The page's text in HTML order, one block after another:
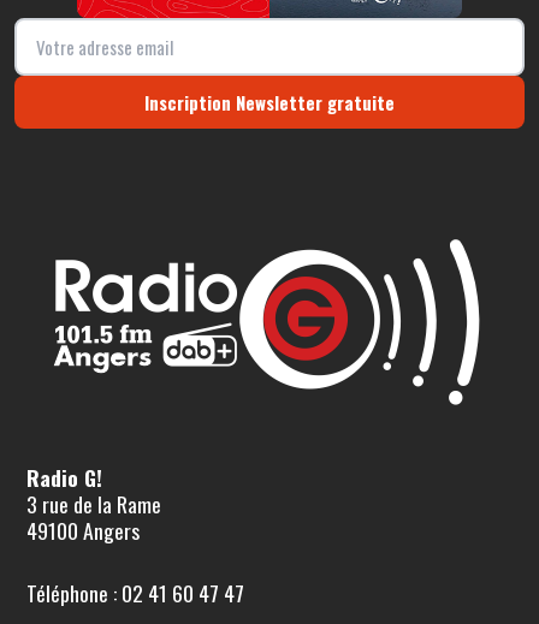
Inscription Newsletter gratuite
Radio G!
3 rue de la Rame
49100 Angers
Téléphone : 02 41 60 47 47